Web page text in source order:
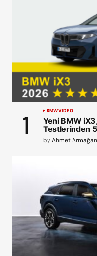
BMWVIDEO
Yeni BMW
Testlerinden 5
byAhmet Armağan